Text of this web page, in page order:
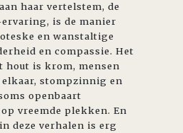
haar vertelstem, de
is de manier
en wanstaltige
en compassie. Het
hout is krom, mensen
stompzinnig en
openbaart
vreemde plekken. En
deze verhalen is erg